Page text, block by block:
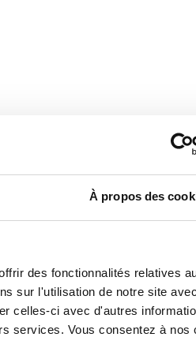
À propos des
des fonctionnalités relatives
sur l'utilisation de notre site
celles-ci avec d'autres
services. Vous consentez à nos